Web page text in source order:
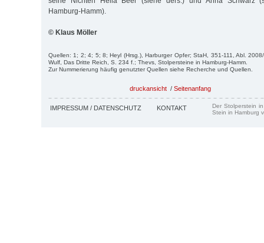
Hamburg-Hamm).
© Klaus Möller
Quellen: 1; 2; 4; 5; 8; Heyl (Hrsg.), Harburger Opfer; StaH, 351-111, Abl.
Wulf, Das Dritte Reich, S. 234 f.; Thevs, Stolpersteine in Hamburg-Hamm.
Zur Nummerierung häufig genutzter Quellen siehe Recherche und Quellen.
druckansicht / Seitenanfang
IMPRESSUM / DATENSCHUTZ KONTAKT
Der Stolperstein
Stein in Hamburg